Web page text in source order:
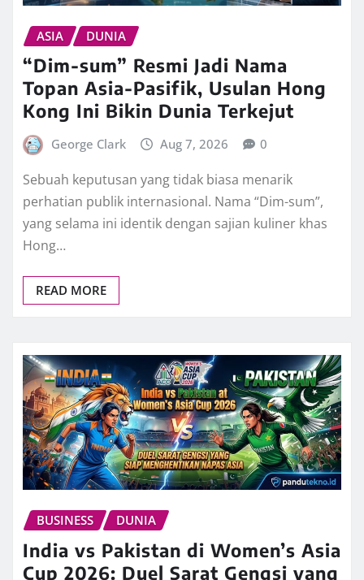
ASIA DUNIA
“Dim-sum” Resmi Jadi Nama
Topan Asia-Pasifik, Usulan Hong
Kong Ini Bikin Dunia Terkejut
George Clark Aug 7, 2026 0
Sebuah keputusan yang tidak biasa menarik
perhatian publik internasional. Nama “Dim-sum”,
yang selama ini identik dengan sajian kuliner khas
Hong…
READ MORE
BUSINESS DUNIA
India vs Pakistan di Women’s Asia
Cup 2026: Duel Sarat Gengsi yang